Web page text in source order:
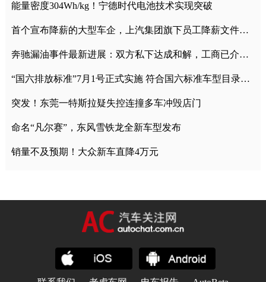
能量密度304Wh/kg！宁德时代电池技术实现突破
首个宣布降薪的大型车企，上汽集团旗下员工降薪文件曝光
奔驰漏油事件最新进展：双方私下达成和解，工商已介入调查
“国六排放标准”7月1号正式实施 符合国六标准车型目录一览
突发！东莞一特斯拉疑失控连撞多车冲毁店门
命名“凡尔赛”，东风雪铁龙全新车型发布
销量不及预期！大众新车直降4万元